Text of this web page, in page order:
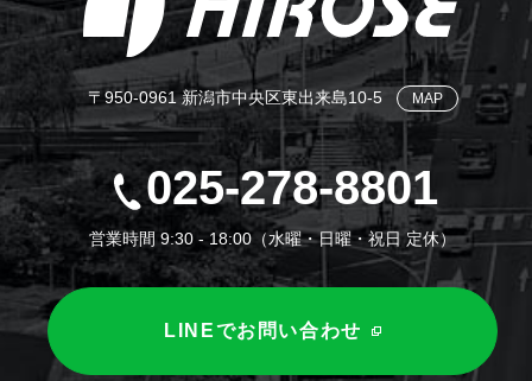
〒950-0961 新潟市中央区東出来島10-5 MAP
025-278-8801
営業時間 9:30 - 18:00（水曜・日曜・祝日 定休）
LINEでお問い合わせ